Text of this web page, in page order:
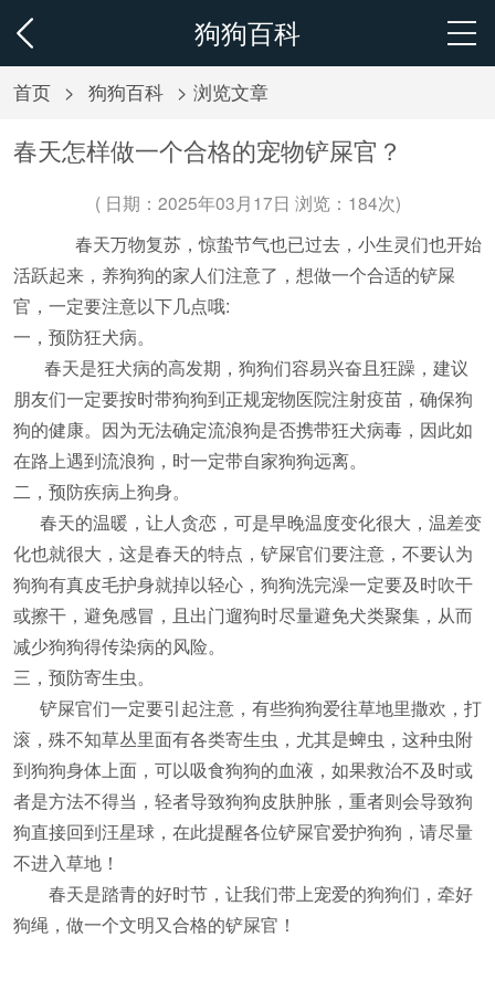
狗狗百科
首页 > 狗狗百科 > 浏览文章
春天怎样做一个合格的宠物铲屎官？
( 日期：2025年03月17日 浏览： 184次)
春天万物复苏，惊蛰节气也已过去，小生灵们也开始
活跃起来，养狗狗的家人们注意了，想做一个合适的铲屎
官，一定要注意以下几点哦:
一，预防狂犬病。
春天是狂犬病的高发期，狗狗们容易兴奋且狂躁，建议
朋友们一定要按时带狗狗到正规宠物医院注射疫苗，确保狗
狗的健康。因为无法确定流浪狗是否携带狂犬病毒，因此如
在路上遇到流浪狗，时一定带自家狗狗远离。
二，预防疾病上狗身。
春天的温暖，让人贪恋，可是早晚温度变化很大，温差变
化也就很大，这是春天的特点，铲屎官们要注意，不要认为
狗狗有真皮毛护身就掉以轻心，狗狗洗完澡一定要及时吹干
或擦干，避免感冒，且出门遛狗时尽量避免犬类聚集，从而
减少狗狗得传染病的风险。
三，预防寄生虫。
铲屎官们一定要引起注意，有些狗狗爱往草地里撒欢，打
滚，殊不知草丛里面有各类寄生虫，尤其是蜱虫，这种虫附
到狗狗身体上面，可以吸食狗狗的血液，如果救治不及时或
者是方法不得当，轻者导致狗狗皮肤肿胀，重者则会导致狗
狗直接回到汪星球，在此提醒各位铲屎官爱护狗狗，请尽量
不进入草地！
春天是踏青的好时节，让我们带上宠爱的狗狗们，牵好
狗绳，做一个文明又合格的铲屎官！